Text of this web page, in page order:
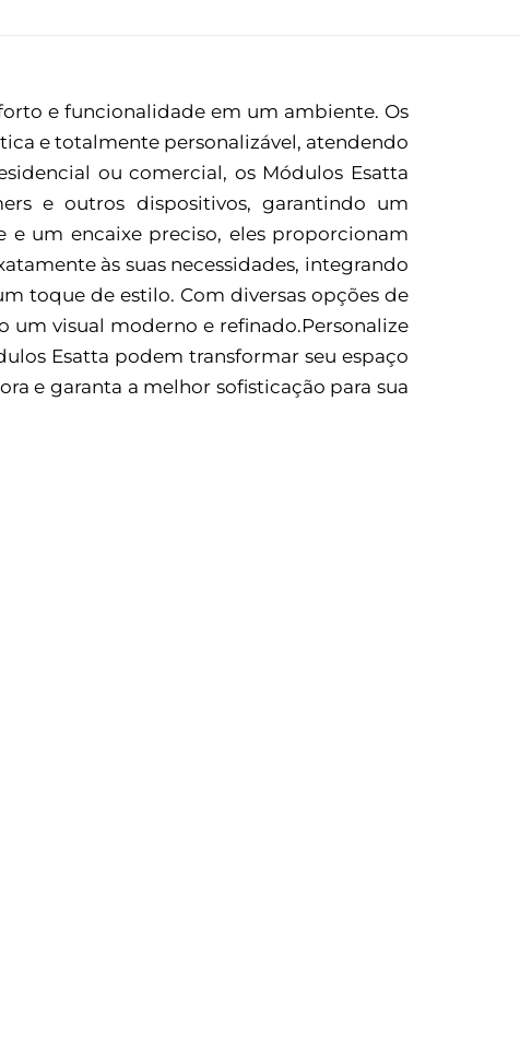
e funcionalidade em um ambiente. Os
e totalmente personalizável, atendendo
ou comercial, os Módulos Esatta
e outros dispositivos, garantindo um
um encaixe preciso, eles proporcionam
às suas necessidades, integrando
toque de estilo. Com diversas opções de
um visual moderno e refinado.Personalize
Esatta podem transformar seu espaço
e garanta a melhor sofisticação para sua